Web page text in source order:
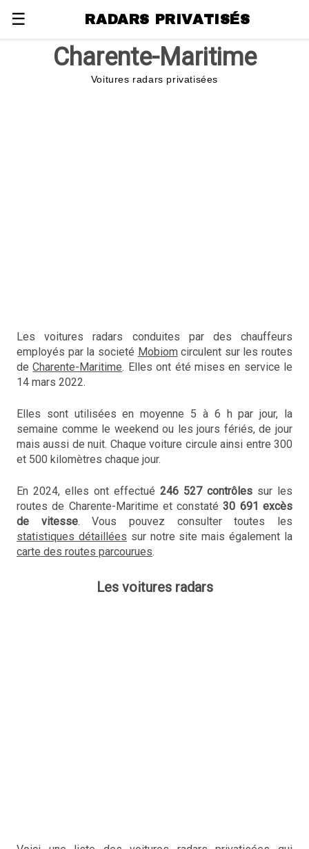
☰ RADARS PRIVATISÉS
Charente-Maritime
Voitures radars privatisées
Les voitures radars conduites par des chauffeurs
employés par la societé Mobiom circulent sur les routes
deCharente-Maritime. Elles ont été mises en service le
14 mars 2022.
Elles sont utilisées en moyenne 5 à 6 h par jour, la
semaine comme le weekend ou les jours fériés, de jour
mais aussi de nuit. Chaque voiture circule ainsi entre 300
et 500 kilomètres chaque jour.
En 2024, elles ont effectué 246 527 contrôles sur les
routes de Charente-Maritime et constaté30 691 excès
de vitesse. Vous pouvez consulter toutes les
statistiques détaillées sur notre site mais également la
carte des routes parcourues.
Les voitures radars